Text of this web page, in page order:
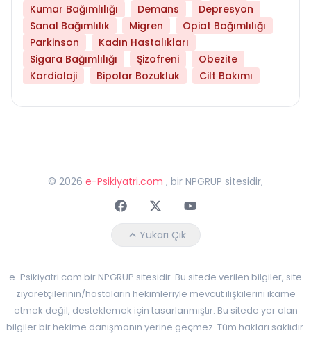
Kumar Bağımlılığı
Demans
Depresyon
Sanal Bağımlılık
Migren
Opiat Bağımlılığı
Parkinson
Kadın Hastalıkları
Sigara Bağımlılığı
Şizofreni
Obezite
Kardioloji
Bipolar Bozukluk Cilt Bakımı
© 2026 e-Psikiyatri.com , bir NPGRUP sitesidir,
FaceebokTwitterYoutube
Yukarı Çık
e-Psikiyatri.com bir NPGRUP sitesidir. Bu sitede verilen bilgiler, site
ziyaretçilerinin/hastaların hekimleriyle mevcut ilişkilerini ikame
etmek değil, desteklemek için tasarlanmıştır. Bu sitede yer alan
bilgiler bir hekime danışmanın yerine geçmez. Tüm hakları saklıdır.